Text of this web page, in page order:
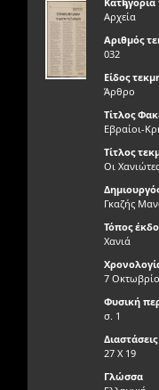
Αρχεία
Αριθμός
032
Είδος
Άρθρο
Τίτλος
Εβραίοι-
Τίτλος
Οι
Γκαζής
Τόπος
Χανιά
7
Φυσική
σ. 1
Διαστάσεις
27 Χ 19
Γλώσσα